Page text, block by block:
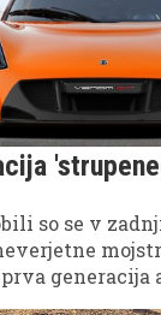
so se v
generacija